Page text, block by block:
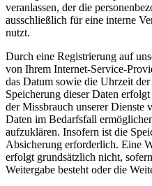
veranlassen, der die
ausschließlich für eine interne
nutzt.
Durch eine Registrierung auf
von Ihrem Internet-Service-
das Datum sowie die Uhrzeit
Speicherung dieser Daten
der Missbrauch unserer Dienste
Daten im Bedarfsfall
aufzuklären. Insofern ist die
Absicherung erforderlich. Eine
erfolgt grundsätzlich nicht,
Weitergabe besteht oder die